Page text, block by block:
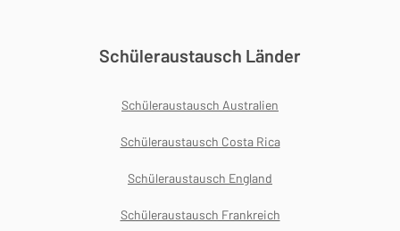
Schüleraustausch Länder
Schüleraustausch Australien
Schüleraustausch Costa Rica
Schüleraustausch England
Schüleraustausch Frankreich